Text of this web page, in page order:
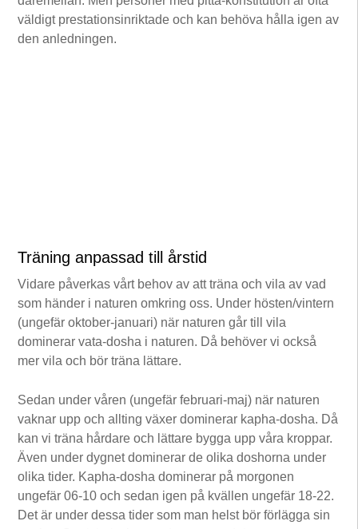
väldigt prestationsinriktade och kan behöva hålla igen av
den anledningen.
Träning anpassad till årstid
Vidare påverkas vårt behov av att träna och vila av vad
som händer i naturen omkring oss. Under hösten/vintern
(ungefär oktober-januari) när naturen går till vila
dominerar vata-dosha i naturen. Då behöver vi också
mer vila och bör träna lättare.
Sedan under våren (ungefär februari-maj) när naturen
vaknar upp och allting växer dominerar kapha-dosha. Då
kan vi träna hårdare och lättare bygga upp våra kroppar.
Även under dygnet dominerar de olika doshorna under
olika tider. Kapha-dosha dominerar på morgonen
ungefär 06-10 och sedan igen på kvällen ungefär 18-22.
Det är under dessa tider som man helst bör förlägga sin